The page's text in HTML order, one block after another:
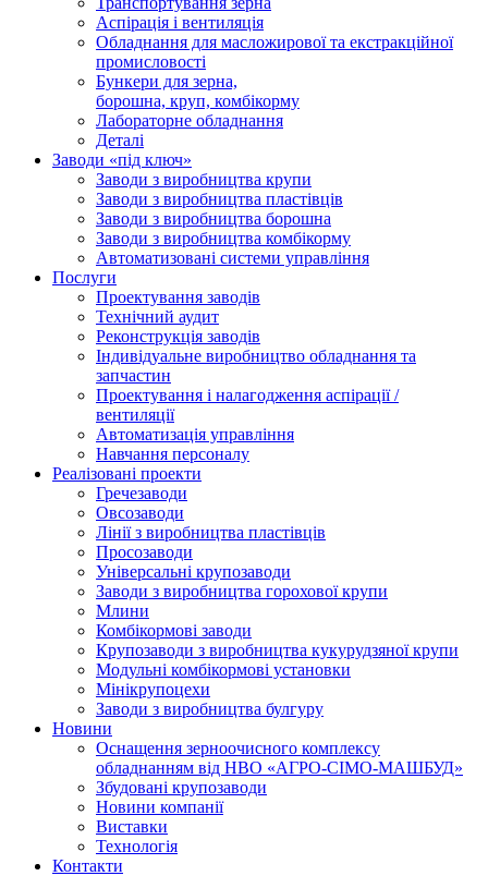
Аспірація і вентиляція
Обладнання для масложирової та екстракційної
промисловості
Бункери для зерна,
борошна, круп, комбікорму
Лабораторне обладнання
Деталі
Заводи «під ключ»
Заводи з виробництва крупи
Заводи з виробництва пластівців
Заводи з виробництва борошна
Заводи з виробництва комбікорму
Автоматизовані системи управління
Послуги
Проектування заводів
Технічний аудит
Реконструкція заводів
Індивідуальне виробництво обладнання та
запчастин
Проектування і налагодження аспірації /
вентиляції
Автоматизація управління
Навчання персоналу
Реалізовані проекти
Гречезаводи
Овсозаводи
Лінії з виробництва пластівців
Просозаводи
Універсальні крупозаводи
Заводи з виробництва горохової крупи
Млини
Комбікормові заводи
Крупозаводи з виробництва кукурудзяної крупи
Модульні комбікормові установки
Мінікрупоцехи
Заводи з виробництва булгуру
Новини
Оснащення зерноочисного комплексу
обладнанням від НВО «АГРО-СІМО-МАШБУД»
Збудовані крупозаводи
Новини компанії
Виставки
Технологія
Контакти